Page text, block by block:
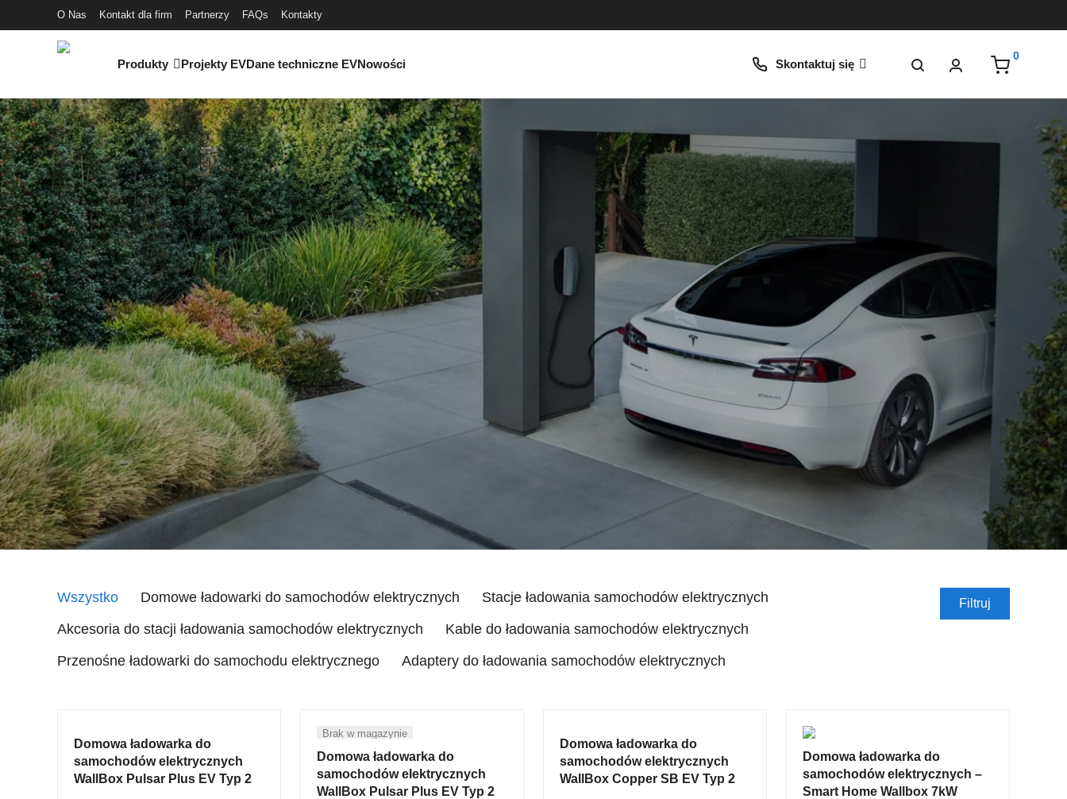
O Nas Kontakt dla firm Partnerzy FAQs Kontakty
Produkty Projekty EVDane techniczne EVNowości Skontaktuj się
0
Wszystko Domowe ładowarki do samochodów elektrycznych
Stacje ładowania samochodów elektrycznych
Akcesoria do stacji ładowania samochodów elektrycznych
Kable do ładowania samochodów elektrycznych
Przenośne ładowarki do samochodu elektrycznego
Adaptery do ładowania samochodów elektrycznych
Filtruj
Domowa ładowarka do
samochodów elektrycznych
WallBox Pulsar Plus EV Typ 2
Domowa ładowarka do
samochodów elektrycznych
WallBox Pulsar Plus EV Typ 2
Domowa ładowarka do
samochodów elektrycznych
WallBox Copper SB EV Typ 2
Domowa ładowarka do
samochodów elektrycznych –
Smart Home Wallbox 7kW